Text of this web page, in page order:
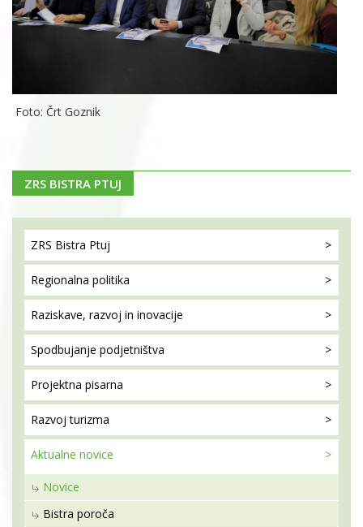
Foto: Črt Goznik
ZRS BISTRA PTUJ
ZRS Bistra Ptuj
Regionalna politika
Raziskave, razvoj in inovacije
Spodbujanje podjetništva
Projektna pisarna
Razvoj turizma
Aktualne novice
Novice
Bistra poroča